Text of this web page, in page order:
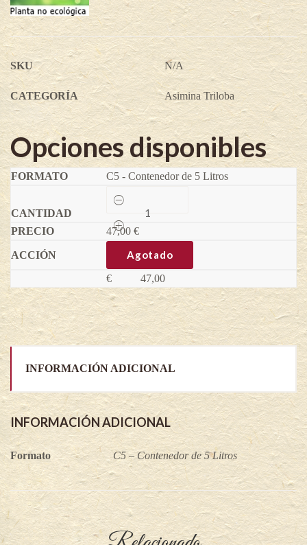
SKU N/A
CATEGORÍA Asimina Triloba
Opciones disponibles
C5 - Contenedor de 5 Litros
Pawpaw
Summer
delight
-
Asimina
triloba
(Variedad
injertada)
quantity
47,00 €
Agotado
€ 47,00
INFORMACIÓN ADICIONAL
INFORMACIÓN ADICIONAL
Formato C5 – Contenedor de 5 Litros